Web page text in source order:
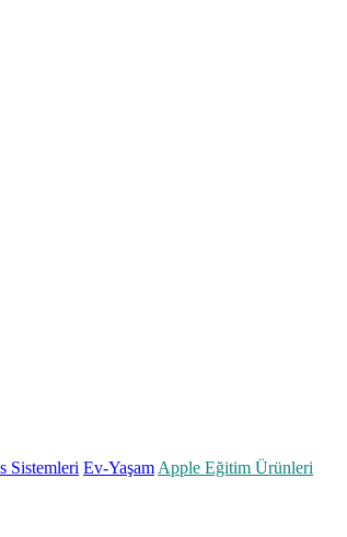
Sistemleri Ev-Yaşam Apple Eğitim Ürünleri